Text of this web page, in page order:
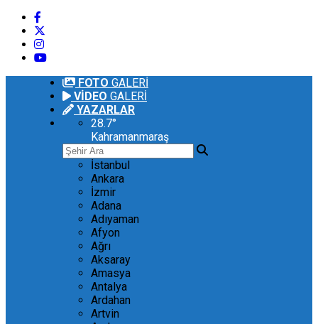
FOTO GALERİ
VİDEO GALERİ
YAZARLAR
28.7°
Kahramanmaraş
İstanbul
Ankara
İzmir
Adana
Adıyaman
Afyon
Ağrı
Aksaray
Amasya
Antalya
Ardahan
Artvin